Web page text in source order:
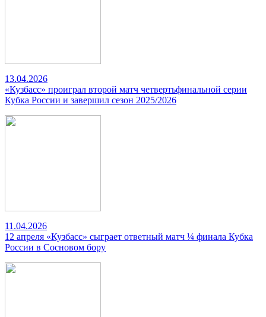
13.04.2026
«Кузбасс» проиграл второй матч четвертьфинальной серии
Кубка России и завершил сезон 2025/2026
11.04.2026
12 апреля «Кузбасс» сыграет ответный матч ¼ финала Кубка
России в Сосновом бору